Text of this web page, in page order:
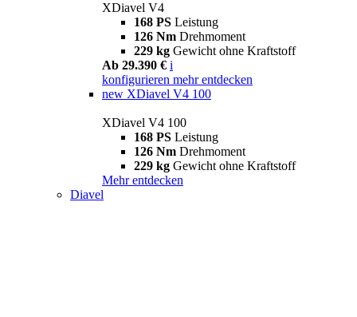
XDiavel V4
168 PS Leistung
126 Nm Drehmoment
229 kg Gewicht ohne Kraftstoff
Ab 29.390 € i
konfigurieren mehr entdecken
new XDiavel V4 100
XDiavel V4 100
168 PS Leistung
126 Nm Drehmoment
229 kg Gewicht ohne Kraftstoff
Mehr entdecken
Diavel